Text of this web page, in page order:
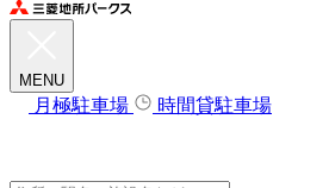
MENU
月極駐車場 時間貸駐車場